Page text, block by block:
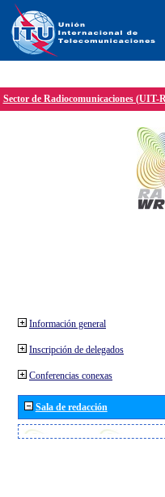
Sector de Radiocomunicaciones (UIT-
Información general
Inscripción de delegados
Conferencias conexas
Sala de redacción